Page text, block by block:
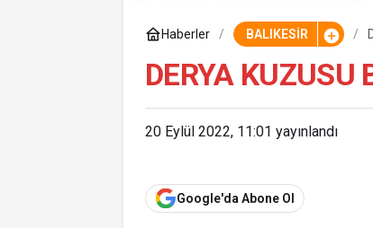
Haberler BALIKESİR
DERYA KUZUSU
20 Eylül 2022, 11:01 yayınlandı
Google'da Abone Ol